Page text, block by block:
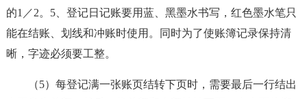
的1／2。5、登记日记账要用蓝、黑墨水书写，红色墨水笔只
能在结账、划线和冲账时使用。同时为了使账簿记录保持清
晰，字迹必须要工整。
（5）每登记满一张账页结转下页时，需要最后一行结出